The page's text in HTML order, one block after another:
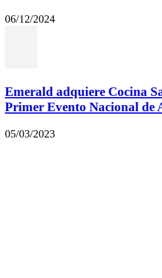
06/12/2024
Emerald adquiere Cocina
Primer Evento Nacional de
05/03/2023